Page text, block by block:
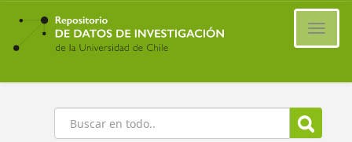
Ir
contenido
principal
Buscar